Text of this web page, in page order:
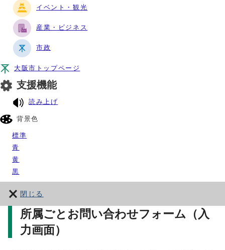
イベント・観光
産業・ビジネス
市政
大阪市トップページ
支援機能
読み上げ
背景色
標準
青
黄
黒
閉じる
所属ごとお問い合わせフォーム（入
力画面）